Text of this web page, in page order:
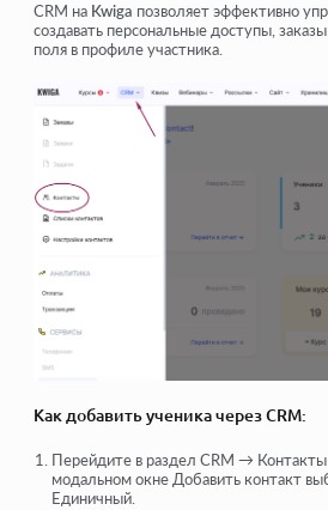
CRM на Kwiga позволяет эффективно
создавать персональные доступы,
поля в профиле участника.
Как добавить ученика через CRM:
Перейдите в раздел CRM →
модальном окне Добавить контакт
Единичный.